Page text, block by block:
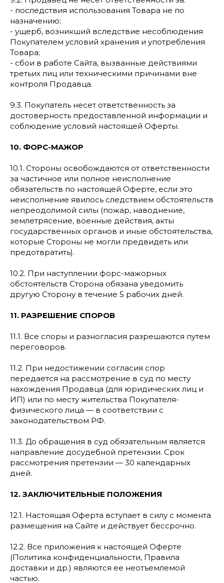
- последствия использования Товара не по
назначению;
- ущерб, возникший вследствие несоблюдения
Покупателем условий хранения и употребления
Товара;
- сбои в работе Сайта, вызванные действиями
третьих лиц или техническими причинами вне
контроля Продавца.
9.3. Покупатель несет ответственность за
достоверность предоставленной информации и
соблюдение условий настоящей Оферты.
10. ФОРС-МАЖОР
10.1. Стороны освобождаются от ответственности
за частичное или полное неисполнение
обязательств по настоящей Оферте, если это
неисполнение явилось следствием обстоятельств
непреодолимой силы (пожар, наводнение,
землетрясение, военные действия, акты
государственных органов и иные обстоятельства,
которые Стороны не могли предвидеть или
предотвратить).
10.2. При наступлении форс-мажорных
обстоятельств Сторона обязана уведомить
другую Сторону в течение 5 рабочих дней.
11. РАЗРЕШЕНИЕ СПОРОВ
11.1. Все споры и разногласия разрешаются путем
переговоров.
11.2. При недостижении согласия спор
передается на рассмотрение в суд по месту
нахождения Продавца (для юридических лиц и
ИП) или по месту жительства Покупателя-
физического лица — в соответствии с
законодательством РФ.
11.3. До обращения в суд обязательным является
направление досудебной претензии. Срок
рассмотрения претензии — 30 календарных
дней.
12. ЗАКЛЮЧИТЕЛЬНЫЕ ПОЛОЖЕНИЯ
12.1. Настоящая Оферта вступает в силу с момента
размещения на Сайте и действует бессрочно.
12.2. Все приложения к настоящей Оферте
(Политика конфиденциальности, Правила
доставки и др.) являются ее неотъемлемой
частью.